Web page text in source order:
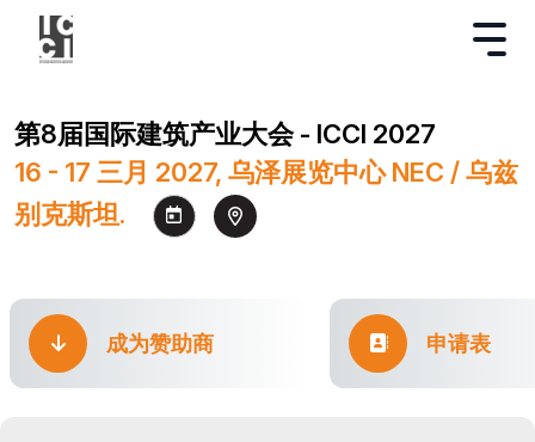
第8届国际建筑产业大会 - ICCI 2027
16 - 17 三月 2027, 乌泽展览中心 NEC / 乌兹
别克斯坦.
成为赞助商 申请表